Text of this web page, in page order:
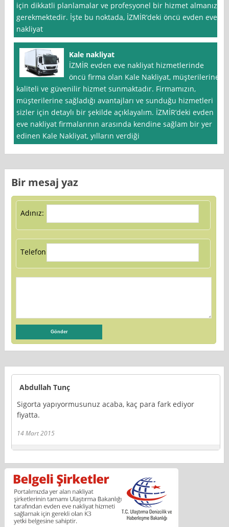
için dikkatli planlamalar ve profesyonel bir hizmet almanız
gerekmektedir. İşte bu noktada, İZMİR’deki öncü evden eve
nakliyat
Kale nakliyat
İZMİR evden eve nakliyat hizmetlerinde
öncü firma olan Kale Nakliyat, müşterilerine
kaliteli ve güvenilir hizmet sunmaktadır. Firmamızın,
müşterilerine sağladığı avantajları ve sunduğu hizmetleri
sizler için detaylı bir şekilde açıklayalım. İZMİR’deki evden
eve nakliyat firmalarının arasında kendine sağlam bir yer
edinen Kale Nakliyat, yılların verdiği
Bir mesaj yaz
Adınız:
Telefon:
Abdullah Tunç
Sigorta yapıyormusunuz acaba, kaç para fark ediyor
fiyatta.
14 Mart 2015